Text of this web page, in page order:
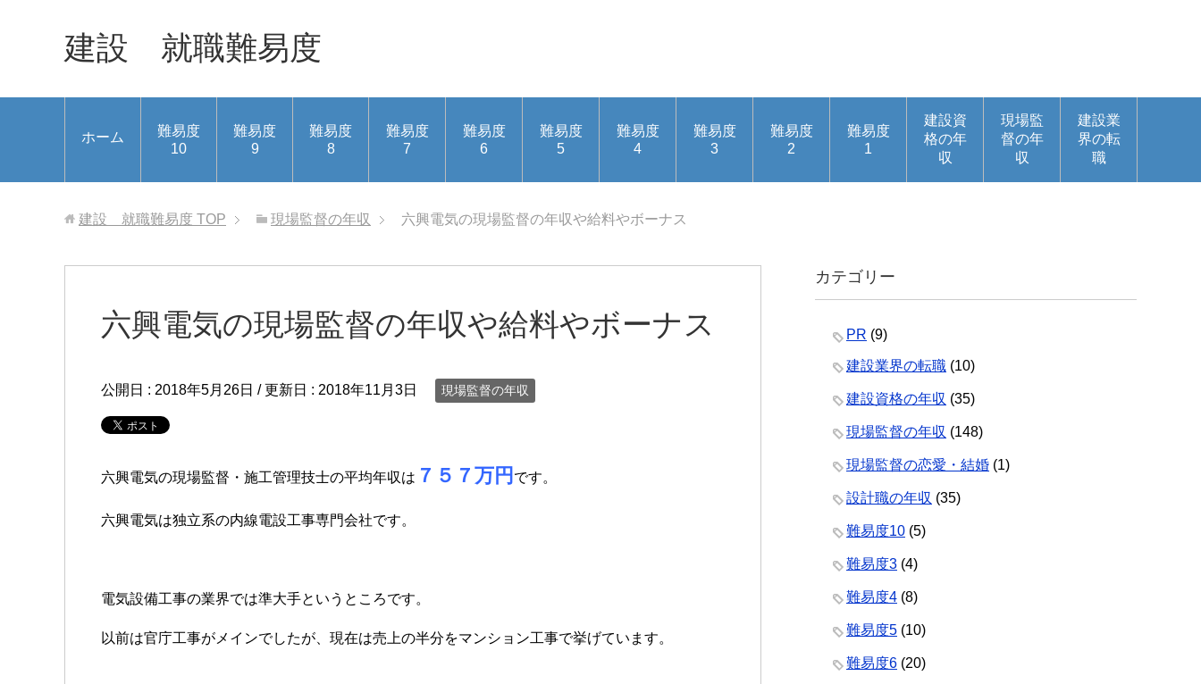
建設 就職難易度
ホーム
難易度
10
難易度
9
難易度
8
難易度
7
難易度
6
難易度
5
難易度
4
難易度
3
難易度
2
難易度
1
建設資
格の年
収
現場監
督の年
収
建設業
界の転
職
建設 就職難易度 TOP 現場監督の年収 六興電気の現場監督の年収や給料やボーナス
六興電気の現場監督の年収や給料やボーナス
公開日 : 2018年5月26日 / 更新日 : 2018年11月3日 現場監督の年収
六興電気の現場監督・施工管理技士の平均年収は ７５７万円 です。
六興電気は独立系の内線電設工事専門会社です。
電気設備工事の業界では準大手というところです。
以前は官庁工事がメインでしたが、現在は売上の半分をマンション工事で挙げています。
カテゴリー
PR (9)
建設業界の転職 (10)
建設資格の年収 (35)
現場監督の年収 (148)
現場監督の恋愛・結婚 (1)
設計職の年収 (35)
難易度10 (5)
難易度3 (4)
難易度4 (8)
難易度5 (10)
難易度6 (20)